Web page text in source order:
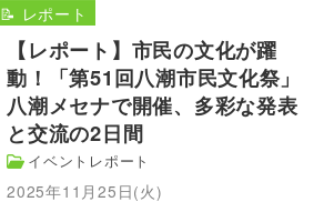
【レポート】市民の文化が躍
動！「第51回八潮市民文化祭」
八潮メセナで開催、多彩な発表
と交流の2日間
イベントレポート
2025年11月25日(火)
📝 レポート